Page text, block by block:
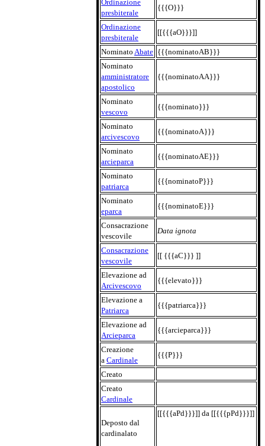
Ordinazione
presbiterale
{{{O}}}
Ordinazione
presbiterale
[[{{{aO}}}]]
Nominato Abate {{{nominatoAB}}}
Nominato
amministratore
apostolico
{{{nominatoAA}}}
Nominato
vescovo
{{{nominato}}}
Nominato
arcivescovo
{{{nominatoA}}}
Nominato
arcieparca
{{{nominatoAE}}}
Nominato
patriarca
{{{nominatoP}}}
Nominato
eparca
{{{nominatoE}}}
Consacrazione
vescovile
Data ignota
Consacrazione
vescovile
[[ {{{aC}}} ]]
Elevazione ad
Arcivescovo
{{{elevato}}}
Elevazione a
Patriarca
{{{patriarca}}}
Elevazione ad
Arcieparca
{{{arcieparca}}}
Creazione
a Cardinale
{{{P}}}
Creato
Creato
Cardinale
Deposto dal
cardinalato
[[{{{aPd}}}]] da [[{{{pPd}}}]]